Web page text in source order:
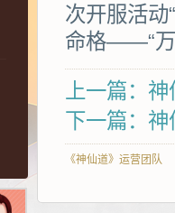
次开服活
命格——“万
上一篇：
下一篇：
《神仙道》运营团队